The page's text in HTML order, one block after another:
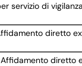
servizio di
diretto
Affidamento diretto